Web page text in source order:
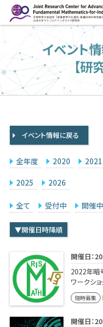
ン
へ
ス
キ
HOME
概要
運営
2026年度公募
採択研究・報告書一覧
イベント情報
研究代表者専用
学内専用
Q&A
メルマガ
イベント情
【研
イベント情報に戻る
全年度 2020 2021
2025 2026
全て 受付中 開催中
▼開催日時降順
開催日：
2022年暗
ワークシ
随時募集
開催日：